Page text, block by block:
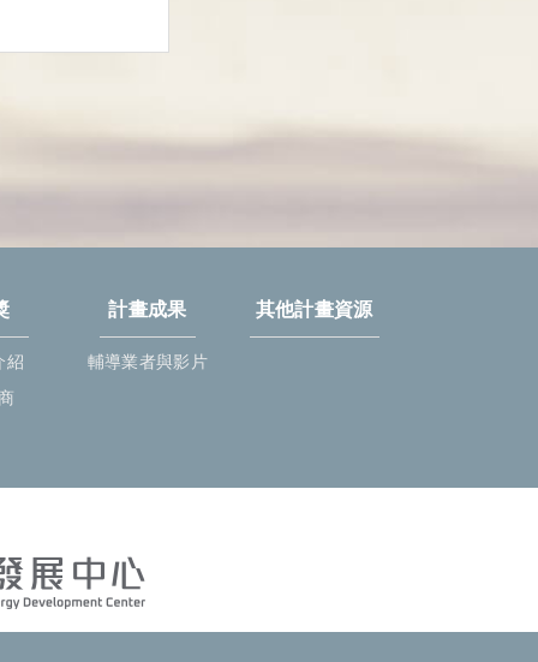
紹
計畫成果
輔導業者與影片
其他計畫資源